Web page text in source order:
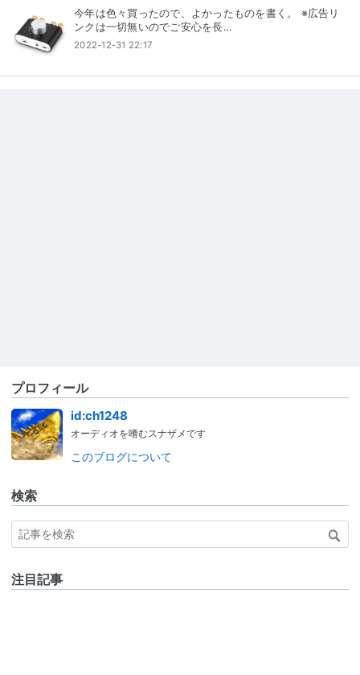
今年は色々買ったので、よかったものを書く。 ※広告リ
ンクは一切無いのでご安心を長…
2022-12-31 22:17
プロフィール
id:ch1248
オーディオを嗜むスナザメです
このブログについて
検索
注目記事